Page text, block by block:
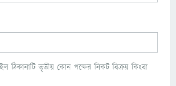
ঠিকানাটি তৃতীয় কোন পক্ষের নিকট বিক্রয় কিংবা